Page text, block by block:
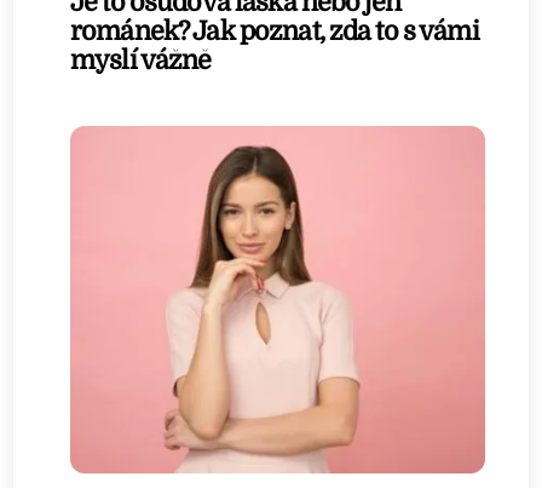
románek? Jak poznat, zda to s vámi
myslí vážně